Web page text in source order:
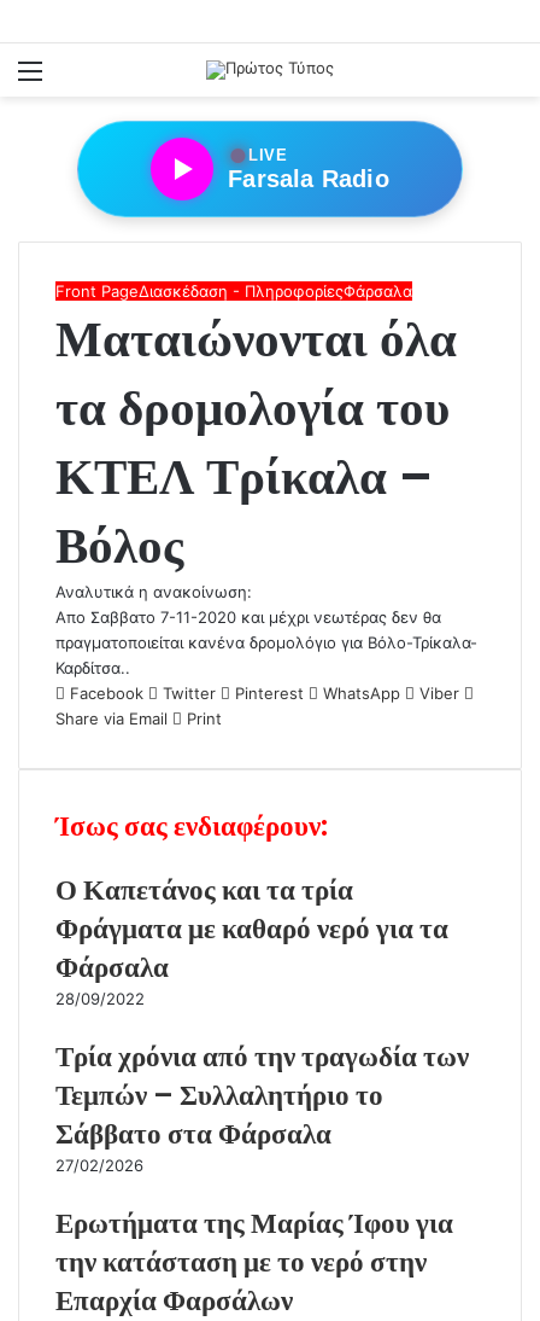
Menu
●LIVE
Farsala Radio
Front PageΔιασκέδαση - ΠληροφορίεςΦάρσαλα
Ματαιώνονται όλα
τα δρομολογία του
ΚΤΕΛ Τρίκαλα –
Βόλος
Αναλυτικά η ανακοίνωση:
Απο Σαββατο 7-11-2020 και μέχρι νεωτέρας δεν θα
πραγματοποιείται κανένα δρομολόγιο για Βόλο-Τρίκαλα-
Καρδίτσα..
Facebook
Twitter Pinterest WhatsApp
Viber
Share via Email
Print
Ίσως σας ενδιαφέρουν:
Ο Καπετάνος και τα τρία
Φράγματα με καθαρό νερό για τα
Φάρσαλα
28/09/2022
Τρία χρόνια από την τραγωδία των
Τεμπών – Συλλαλητήριο το
Σάββατο στα Φάρσαλα
27/02/2026
Ερωτήματα της Μαρίας Ίφου για
την κατάσταση με το νερό στην
Επαρχία Φαρσάλων